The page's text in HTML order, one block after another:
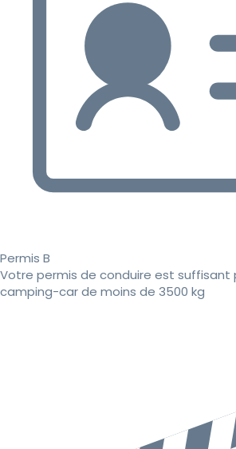
Permis B
Votre permis de conduire est suffisant
camping-car de moins de 3500 kg